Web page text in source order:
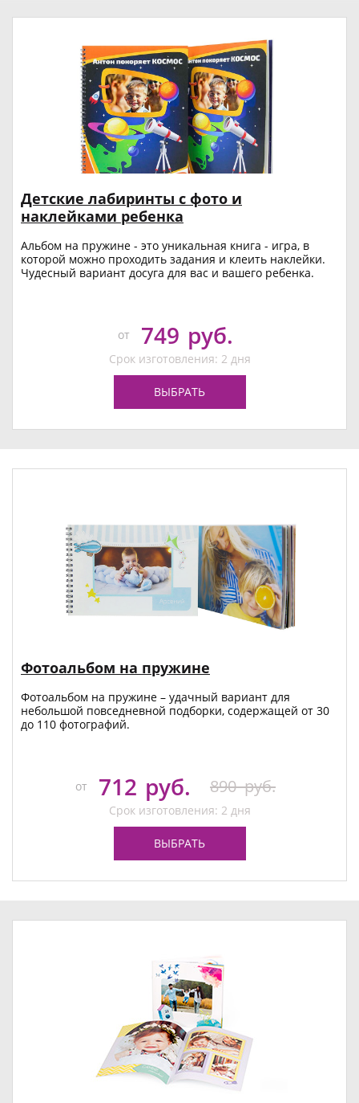
Детские лабиринты с фото и
наклейками ребенка
Альбом на пружине - это уникальная книга - игра, в
которой можно проходить задания и клеить наклейки.
Чудесный вариант досуга для вас и вашего ребенка.
от 749 руб.
Срок изготовления: 2 дня
ВЫБРАТЬ
Фотоальбом на пружине
Фотоальбом на пружине – удачный вариант для
небольшой повседневной подборки, содержащей от 30
до 110 фотографий.
от 712 руб. 890 руб.
Срок изготовления: 2 дня
ВЫБРАТЬ